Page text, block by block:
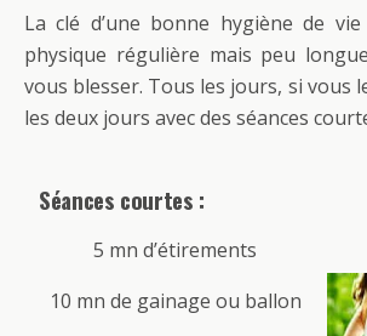
La clé d’une bonne hygiène de
physique régulière mais peu
vous blesser. Tous les jours, si vous
les deux jours avec des séances
Séances courtes :
5 mn d’étirements
10 mn de gainage ou ballon